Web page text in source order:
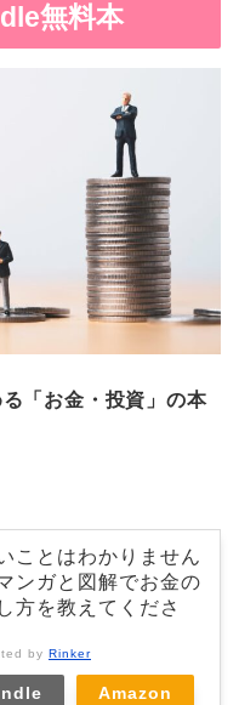
無料本
「お金・投資」の本
ことはわかりません
ンガと図解でお金の
方を教えてくださ
by Rinker
Amazon